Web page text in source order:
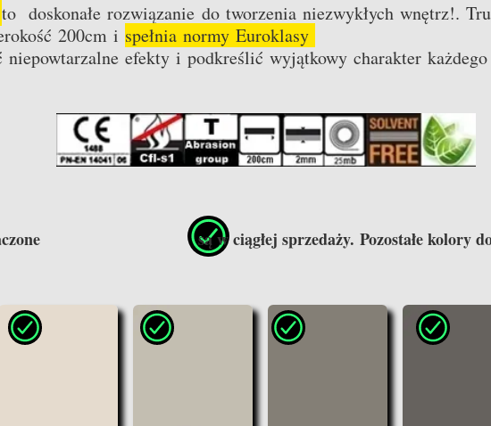
to doskonałe rozwiązanie do tworzenia niezwykłych wnętrz!.
200cm i spełnia normy Euroklasy
efekty i podkreślić wyjątkowy charakter każdego
są w ciągłej sprzedaży. Pozostałe kolory